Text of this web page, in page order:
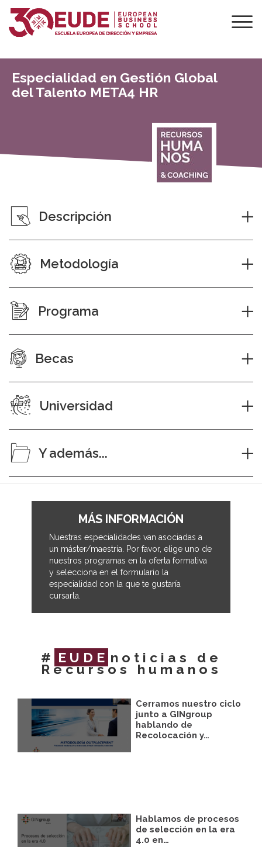
Especialidad en Gestión Global
del Talento META4 HR
Descripción
Metodología
Programa
Becas
Universidad
Y además...
MÁS INFORMACIÓN
Nuestras especialidades van asociadas a
un máster/maestría. Por favor, elige uno de
nuestros programas en la oferta formativa
y selecciona en el formulario la
especialidad con la que te gustaría
cursarla.
# EUDE noticias de
Recursos humanos
Cerramos nuestro ciclo
junto a GINgroup
hablando de
Recolocación y…
Hablamos de procesos
de selección en la era
4.0 en…